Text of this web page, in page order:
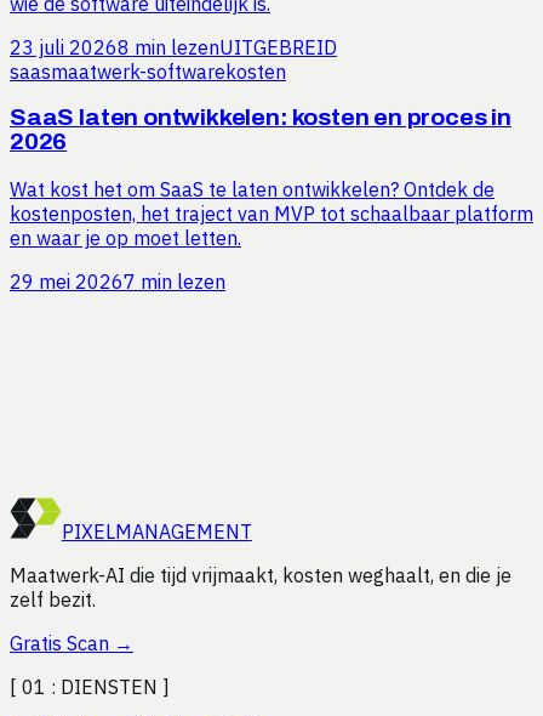
23 juli 20268 min lezenUITGEBREID
saasmaatwerk-softwarekosten
SaaS laten ontwikkelen: kosten en proces in
2026
Wat kost het om SaaS te laten ontwikkelen? Ontdek de
kostenposten, het traject van MVP tot schaalbaar platform
en waar je op moet letten.
29 mei 20267 min lezen
Start Gratis Scan
PIXELMANAGEMENT
Maatwerk-AI die tijd vrijmaakt, kosten weghaalt, en die je
zelf bezit.
Gratis Scan →
[ 01 : DIENSTEN ]